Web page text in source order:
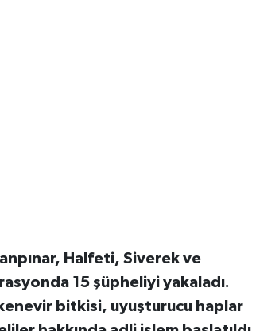
Halfeti, Siverek ve
15 şüpheliyi yakaladı.
bitkisi, uyuşturucu haplar